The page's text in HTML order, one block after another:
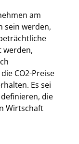
am
sein werden,
werden,
CO2-Preise
Es sei
die
Wirtschaft